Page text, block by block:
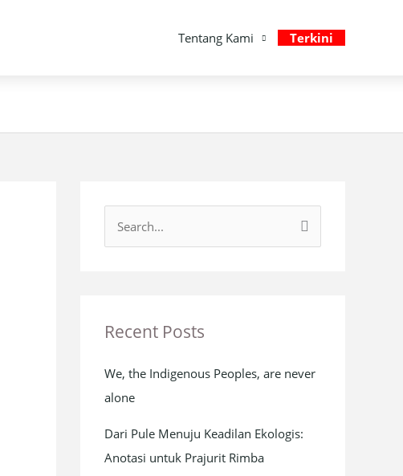
Tentang Kami Terkini
c
f
o
Recent Posts
We, the Indigenous Peoples, are never
alone
Dari Pule Menuju Keadilan Ekologis:
Anotasi untuk Prajurit Rimba